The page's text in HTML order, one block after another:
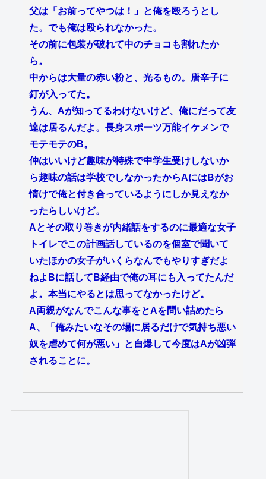
父は「お前ってやつは！」と俺を殴ろうとし
た。でも俺は殴られなかった。
その前に包装が破れて中のチョコも割れたか
ら。
中からは大量の赤い粉と、光るもの。唐辛子に
釘が入ってた。
うん、Aが知ってるわけないけど、俺にだって友
達は居るんだよ。長身スポーツ万能イケメンで
モテモテのB。
仲はいいけど趣味が特殊で中学生受けしないか
ら趣味の話は学校でしなかったからAにはBがお
情けで俺と付き合っているようにしか見えなか
ったらしいけど。
Aとその取り巻きが内緒話をするのに最適な女子
トイレでこの計画話しているのを個室で聞いて
いたほかの女子がいくらなんでもやりすぎだよ
ねよBに話してB経由で俺の耳にも入ってたんだ
よ。本当にやるとは思ってなかったけど。
A両親がなんでこんな事をとAを問い詰めたら
A、「俺みたいなその場に居るだけで気持ち悪い
奴を虐めて何が悪い」と自爆して今度はAが凶弾
されることに。